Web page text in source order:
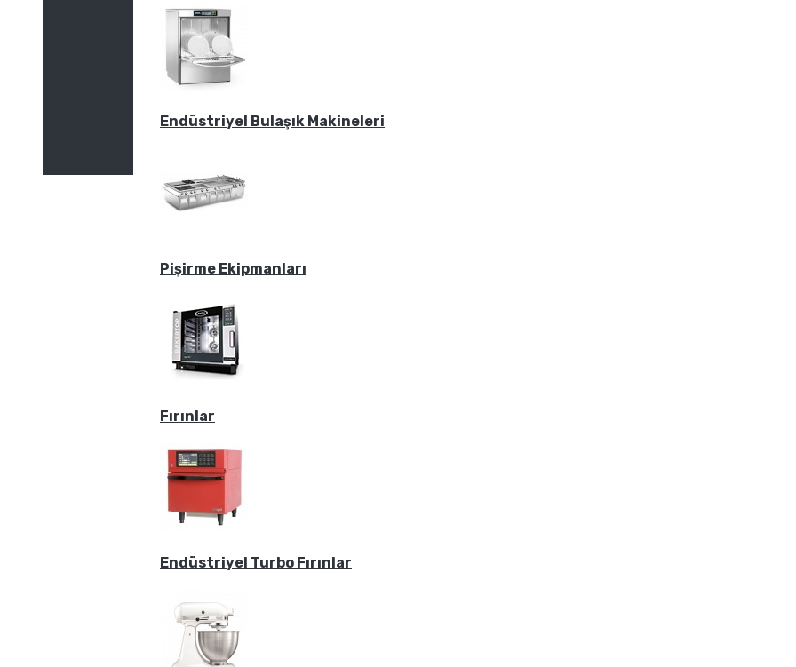
Endüstriyel Bulaşık Makineleri
Pişirme Ekipmanları
Fırınlar
Endüstriyel Turbo Fırınlar